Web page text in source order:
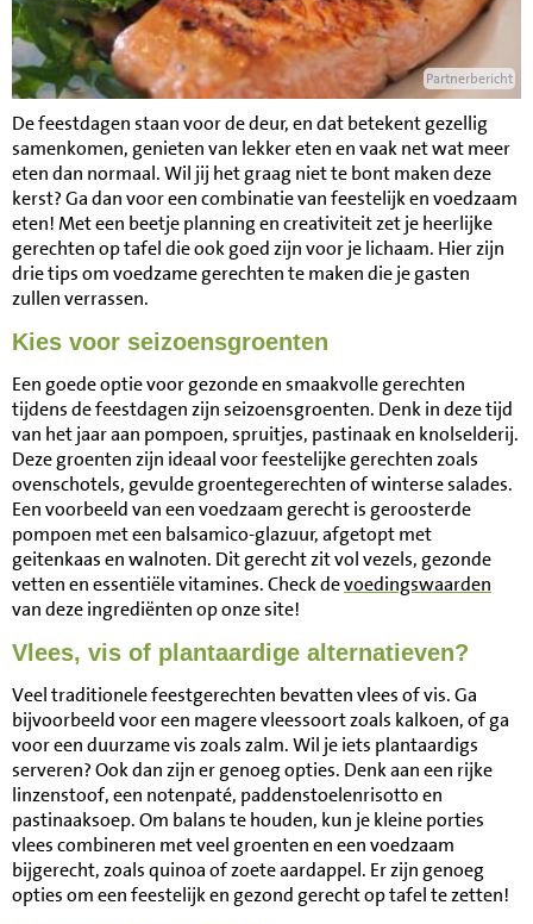
Partnerbericht
De feestdagen staan voor de deur, en dat betekent gezellig
samenkomen, genieten van lekker eten en vaak net wat meer
eten dan normaal. Wil jij het graag niet te bont maken deze
kerst? Ga dan voor een combinatie van feestelijk en voedzaam
eten! Met een beetje planning en creativiteit zet je heerlijke
gerechten op tafel die ook goed zijn voor je lichaam. Hier zijn
drie tips om voedzame gerechten te maken die je gasten
zullen verrassen.
Kies voor seizoensgroenten
Een goede optie voor gezonde en smaakvolle gerechten
tijdens de feestdagen zijn seizoensgroenten. Denk in deze tijd
van het jaar aan pompoen, spruitjes, pastinaak en knolselderij.
Deze groenten zijn ideaal voor feestelijke gerechten zoals
ovenschotels, gevulde groentegerechten of winterse salades.
Een voorbeeld van een voedzaam gerecht is geroosterde
pompoen met een balsamico-glazuur, afgetopt met
geitenkaas en walnoten. Dit gerecht zit vol vezels, gezonde
vetten en essentiële vitamines. Check devoedingswaarden
van deze ingrediënten op onze site!
Vlees, vis of plantaardige alternatieven?
Veel traditionele feestgerechten bevatten vlees of vis. Ga
bijvoorbeeld voor een magere vleessoort zoals kalkoen, of ga
voor een duurzame vis zoals zalm. Wil je iets plantaardigs
serveren? Ook dan zijn er genoeg opties. Denk aan een rijke
linzenstoof, een notenpaté, paddenstoelenrisotto en
pastinaaksoep. Om balans te houden, kun je kleine porties
vlees combineren met veel groenten en een voedzaam
bijgerecht, zoals quinoa of zoete aardappel. Er zijn genoeg
opties om een feestelijk en gezond gerecht op tafel te zetten!